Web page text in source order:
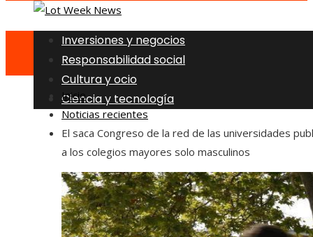
Inversiones y negocios
Responsabilidad social
Cultura y ocio
Ciencia y tecnología
Inicio
Noticias recientes
El saca Congreso de la red de las universidades
a los colegios mayores solo masculinos